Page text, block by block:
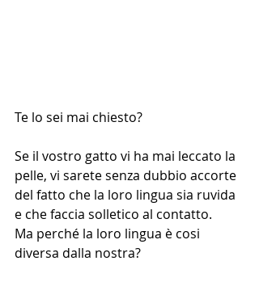
Te lo sei mai chiesto?
Se il vostro gatto vi ha mai leccato la
pelle, vi sarete senza dubbio accorte
del fatto che la loro lingua sia ruvida
e che faccia solletico al contatto.
Ma perché la loro lingua è cosi
diversa dalla nostra?